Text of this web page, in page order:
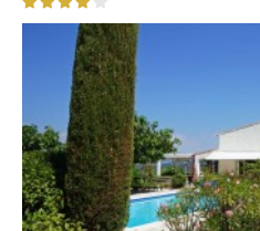
Nee (8)
Verwarmd zwembad
Ja (8)
Nee (4)
Airco